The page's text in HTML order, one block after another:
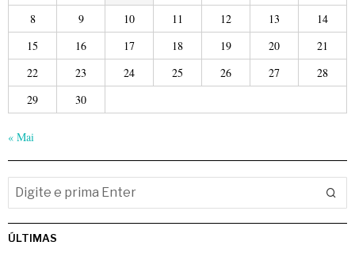
8
9 10 11 12 13
14
15
16 17 18 19 20
21
22
23 24 25 26 27
28
29
30
« Mai
ÚLTIMAS